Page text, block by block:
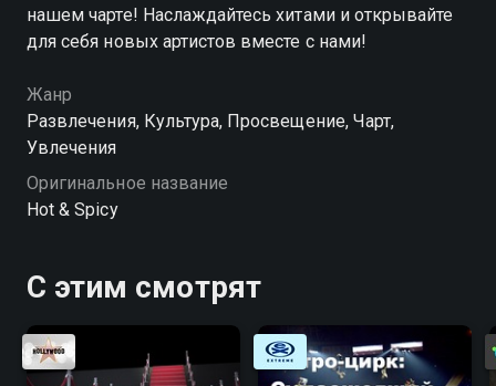
нашем чарте! Наслаждайтесь хитами и открывайте
для себя новых артистов вместе с нами!
Жанр
Развлечения, Культура, Просвещение, Чарт,
Увлечения
Оригинальное название
Hot & Spicy
С этим смотрят